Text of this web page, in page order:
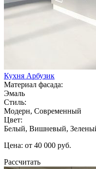
Кухня Арбузик
Материал фасада:
Эмаль
Стиль:
Модерн, Современный
Цвет:
Белый, Вишневый,
Цена: от 40 000 руб.
Рассчитать